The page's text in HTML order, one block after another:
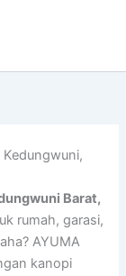
Barat,
rumah, garasi,
AYUMA
kanopi